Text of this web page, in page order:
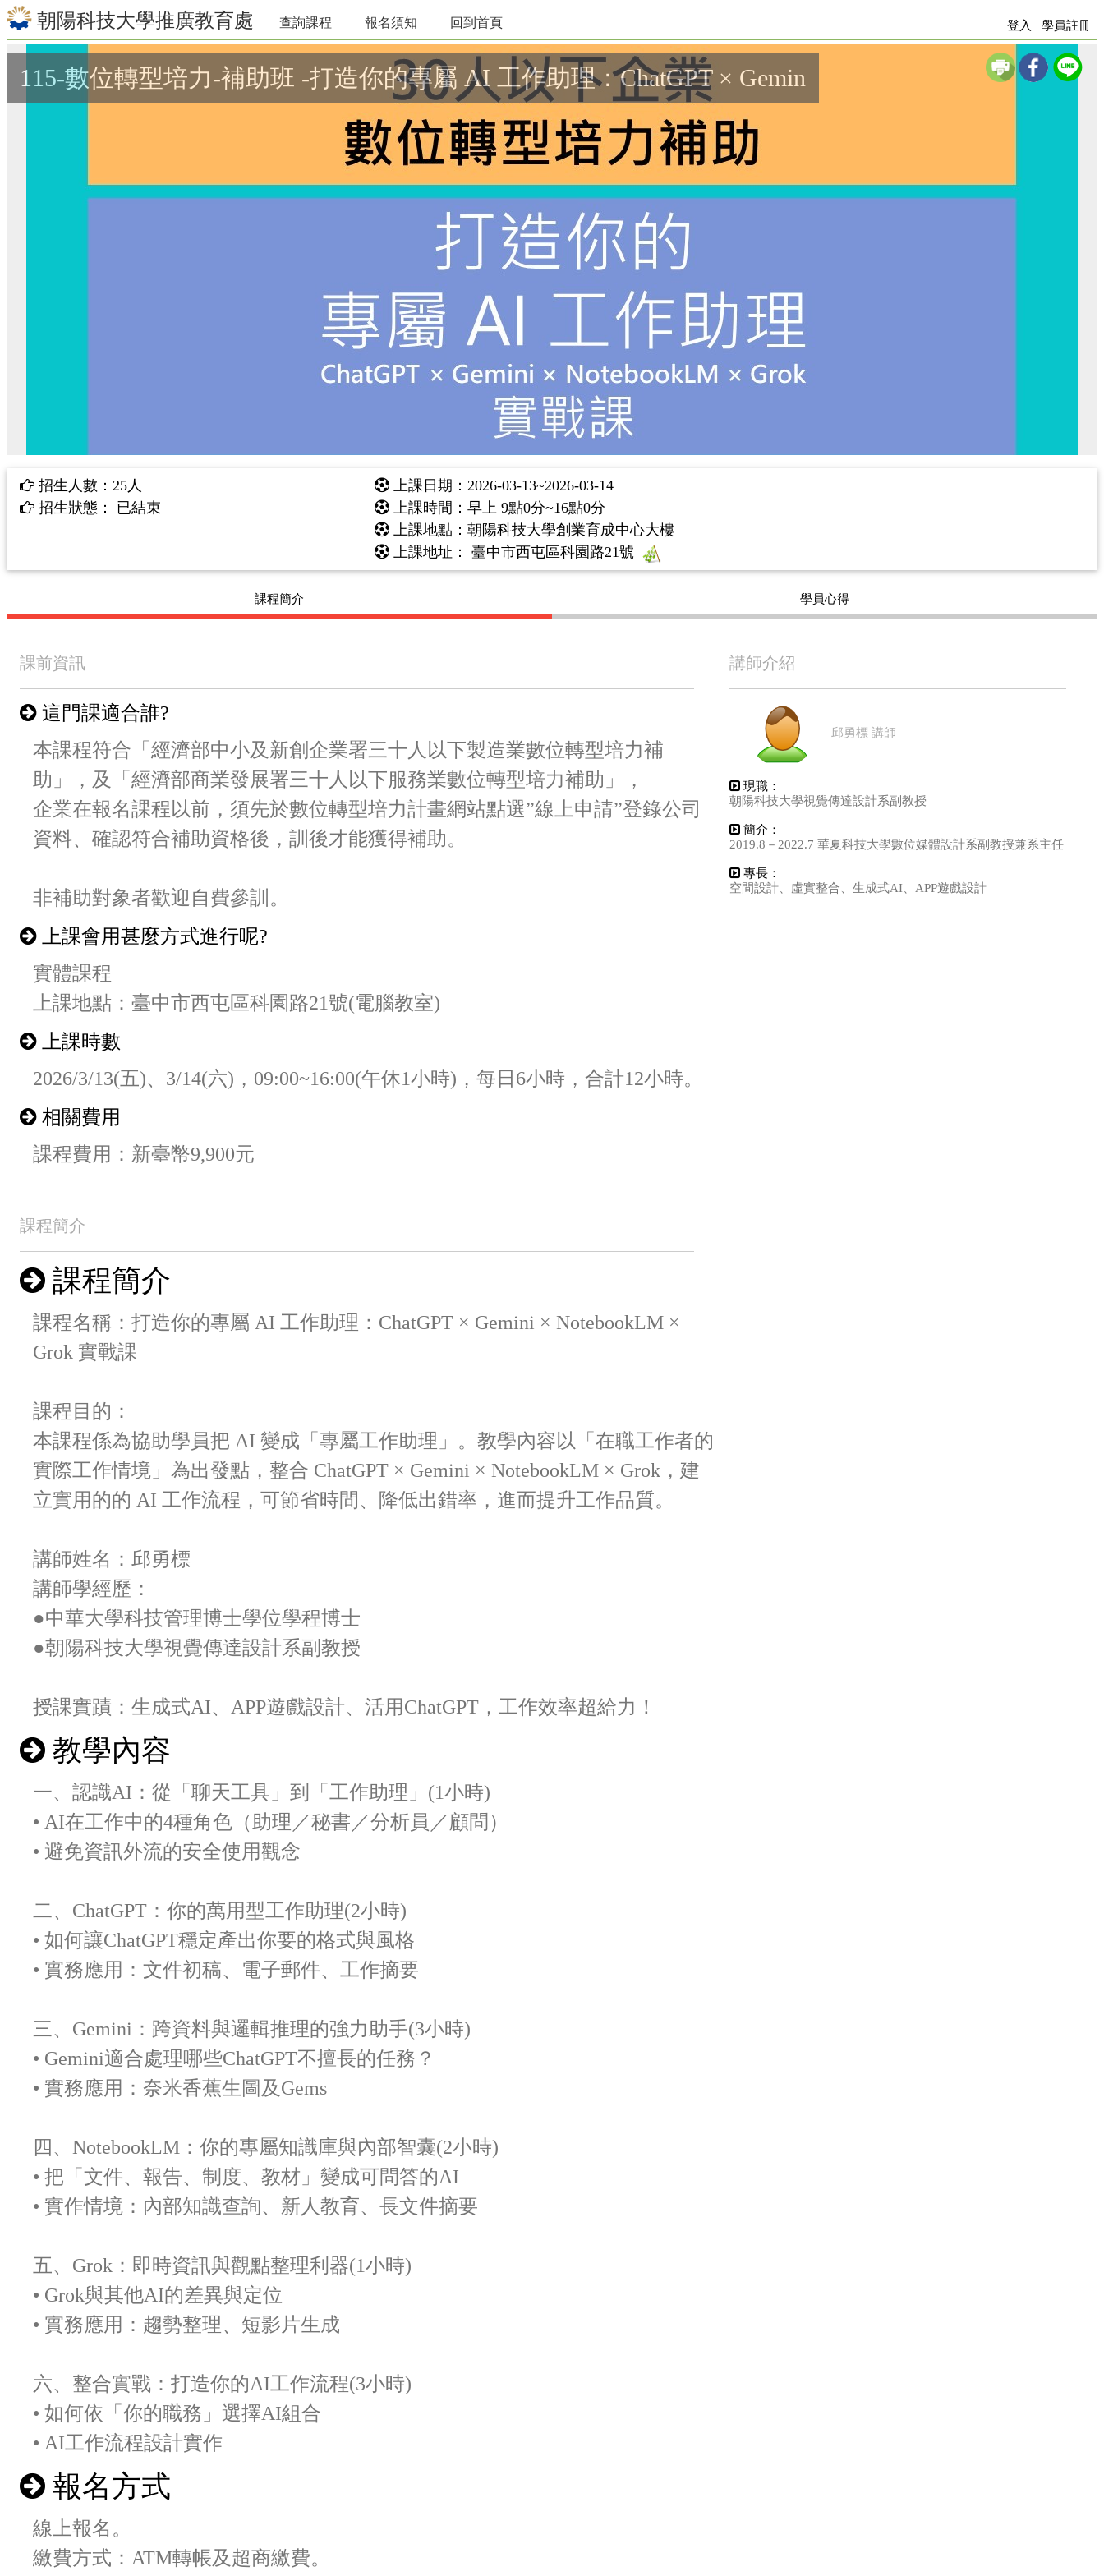
朝陽科技大學推廣教育處 查詢課程 報名須知 回到首頁 登入 學員註冊
115-數位轉型培力-補助班 -打造你的專屬 AI 工作助理：ChatGPT × Gemin
招生人數： 25人
招生狀態： 已結束
上課日期： 2026-03-13~2026-03-14
上課時間： 早上 9點0分~16點0分
上課地點： 朝陽科技大學創業育成中心大樓
上課地址： 臺中市西屯區科園路21號
課程簡介 學員心得
課前資訊
這門課適合誰?
本課程符合「經濟部中小及新創企業署三十人以下製造業數位轉型培力補
助」，及「經濟部商業發展署三十人以下服務業數位轉型培力補助」，
企業在報名課程以前，須先於數位轉型培力計畫網站點選”線上申請”登錄公司
資料、確認符合補助資格後，訓後才能獲得補助。
非補助對象者歡迎自費參訓。
上課會用甚麼方式進行呢?
實體課程
上課地點：臺中市西屯區科園路21號(電腦教室)
上課時數
2026/3/13(五)、3/14(六)，09:00~16:00(午休1小時)，每日6小時，合計12小時。
相關費用
課程費用：新臺幣9,900元
課程簡介
課程簡介
課程名稱：打造你的專屬 AI 工作助理：ChatGPT × Gemini × NotebookLM ×
Grok 實戰課
課程目的：
本課程係為協助學員把 AI 變成「專屬工作助理」。教學內容以「在職工作者的
實際工作情境」為出發點，整合 ChatGPT × Gemini × NotebookLM × Grok，建
立實用的的 AI 工作流程，可節省時間、降低出錯率，進而提升工作品質。
講師姓名：邱勇標
講師學經歷：
●中華大學科技管理博士學位學程博士
●朝陽科技大學視覺傳達設計系副教授
授課實蹟：生成式AI、APP遊戲設計、活用ChatGPT，工作效率超給力！
教學內容
一、認識AI：從「聊天工具」到「工作助理」(1小時)
• AI在工作中的4種角色（助理／秘書／分析員／顧問）
• 避免資訊外流的安全使用觀念
二、ChatGPT：你的萬用型工作助理(2小時)
• 如何讓ChatGPT穩定產出你要的格式與風格
• 實務應用：文件初稿、電子郵件、工作摘要
三、Gemini：跨資料與邏輯推理的強力助手(3小時)
• Gemini適合處理哪些ChatGPT不擅長的任務？
• 實務應用：奈米香蕉生圖及Gems
四、NotebookLM：你的專屬知識庫與內部智囊(2小時)
• 把「文件、報告、制度、教材」變成可問答的AI
• 實作情境：內部知識查詢、新人教育、長文件摘要
五、Grok：即時資訊與觀點整理利器(1小時)
• Grok與其他AI的差異與定位
• 實務應用：趨勢整理、短影片生成
六、整合實戰：打造你的AI工作流程(3小時)
• 如何依「你的職務」選擇AI組合
• AI工作流程設計實作
報名方式
線上報名。
繳費方式：ATM轉帳及超商繳費。
講師介紹
邱勇標 講師
現職：
朝陽科技大學視覺傳達設計系副教授
簡介：
2019.8－2022.7 華夏科技大學數位媒體設計系副教授兼系主任
專長：
空間設計、虛實整合、生成式AI、APP遊戲設計